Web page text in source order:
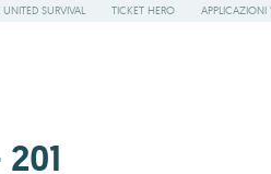
SURVIVAL TICKET HERO APPLICAZIONI